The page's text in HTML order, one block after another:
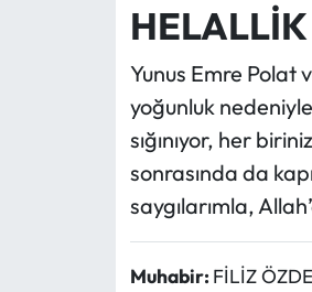
Yunus Emre Polat
yoğunluk
sığınıyor, her
sonrasında da
saygılarımla,
Muhabir: FİLİZ